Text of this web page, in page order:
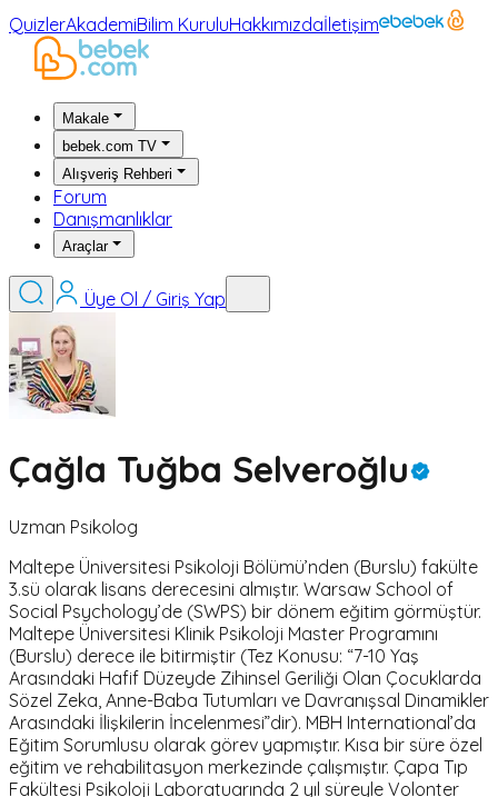
QuizlerAkademiBilim KuruluHakkımızdaİletişim
Makale
bebek.com TV
Alışveriş Rehberi
Forum
Danışmanlıklar
Araçlar
Üye Ol / Giriş Yap
Çağla Tuğba Selveroğlu
Uzman Psikolog
Maltepe Üniversitesi Psikoloji Bölümü’nden (Burslu) fakülte
3.sü olarak lisans derecesini almıştır. Warsaw School of
Social Psychology’de (SWPS) bir dönem eğitim görmüştür.
Maltepe Üniversitesi Klinik Psikoloji Master Programını
(Burslu) derece ile bitirmiştir (Tez Konusu: “7-10 Yaş
Arasındaki Hafif Düzeyde Zihinsel Geriliği Olan Çocuklarda
Sözel Zeka, Anne-Baba Tutumları ve Davranışsal Dinamikler
Arasındaki İlişkilerin İncelenmesi”dir). MBH International’da
Eğitim Sorumlusu olarak görev yapmıştır. Kısa bir süre özel
eğitim ve rehabilitasyon merkezinde çalışmıştır. Çapa Tıp
Fakültesi Psikoloji Laboratuarında 2 yıl süreyle Volonter